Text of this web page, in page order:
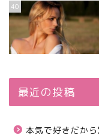
40
最近の投稿
本気で好きだか